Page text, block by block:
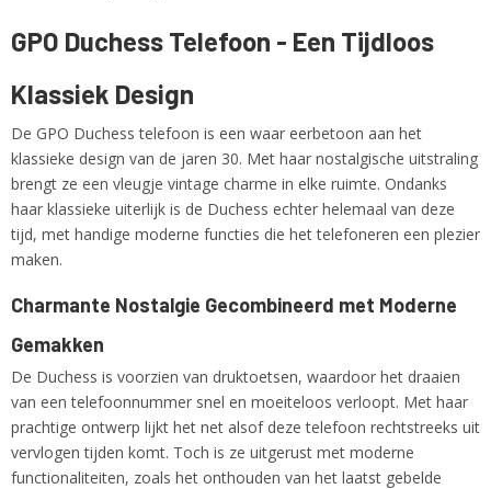
5060203260309
1935SDuchess
1,00 Kg
GPO Duchess Telefoon - Een Tijdloos
Klassiek Design
De GPO Duchess telefoon is een waar eerbetoon aan het
klassieke design van de jaren 30. Met haar nostalgische uitstraling
brengt ze een vleugje vintage charme in elke ruimte. Ondanks
haar klassieke uiterlijk is de Duchess echter helemaal van deze
tijd, met handige moderne functies die het telefoneren een plezier
maken.
Charmante Nostalgie Gecombineerd met Moderne
Gemakken
De Duchess is voorzien van druktoetsen, waardoor het draaien
van een telefoonnummer snel en moeiteloos verloopt. Met haar
prachtige ontwerp lijkt het net alsof deze telefoon rechtstreeks uit
vervlogen tijden komt. Toch is ze uitgerust met moderne
functionaliteiten, zoals het onthouden van het laatst gebelde